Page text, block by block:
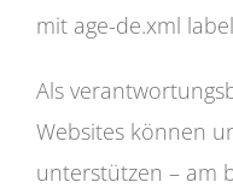
mit age-de.xml
Als
Websites können
unterstützen – am